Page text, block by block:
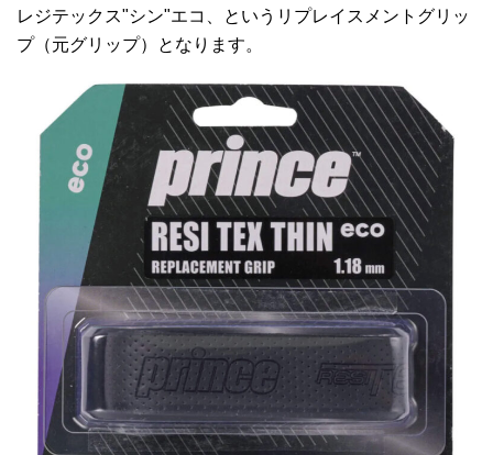
レジテックス"シン"エコ、というリプレイスメントグリッ
プ（元グリップ）となります。